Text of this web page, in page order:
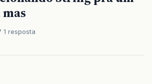
1 resposta